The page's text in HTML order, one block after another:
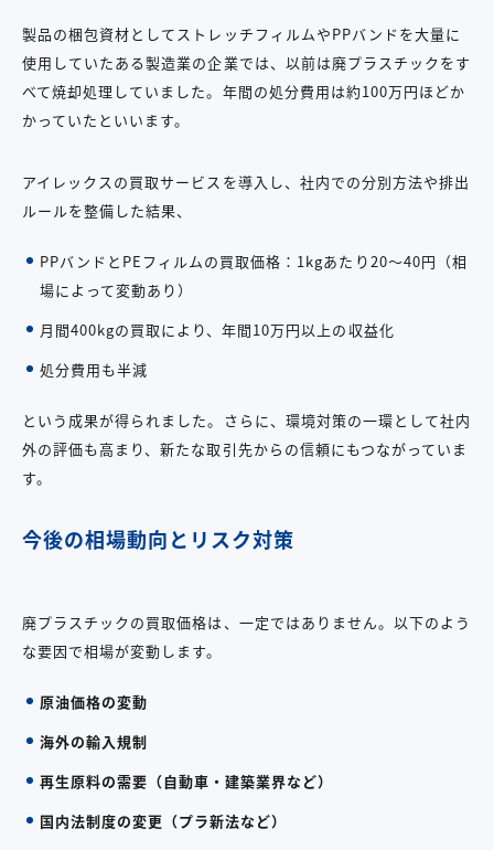
製品の梱包資材としてストレッチフィルムやPPバンドを大量に
使用していたある製造業の企業では、以前は廃プラスチックをす
べて焼却処理していました。年間の処分費用は約100万円ほどか
かっていたといいます。
アイレックスの買取サービスを導入し、社内での分別方法や排出
ルールを整備した結果、
PPバンドとPEフィルムの買取価格：1kgあたり20～40円（相
場によって変動あり）
月間400kgの買取により、年間10万円以上の収益化
処分費用も半減
という成果が得られました。さらに、環境対策の一環として社内
外の評価も高まり、新たな取引先からの信頼にもつながっていま
す。
今後の相場動向とリスク対策
廃プラスチックの買取価格は、一定ではありません。以下のよう
な要因で相場が変動します。
原油価格の変動
海外の輸入規制
再生原料の需要（自動車・建築業界など）
国内法制度の変更（プラ新法など）